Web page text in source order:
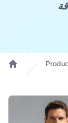
Home
Products